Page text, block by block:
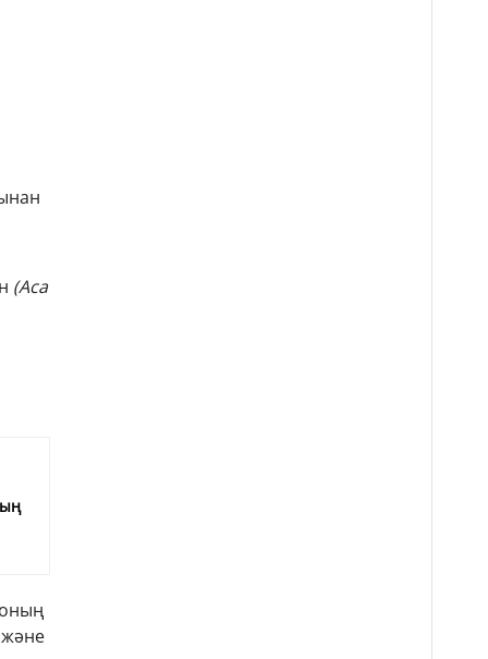
(Аса
және